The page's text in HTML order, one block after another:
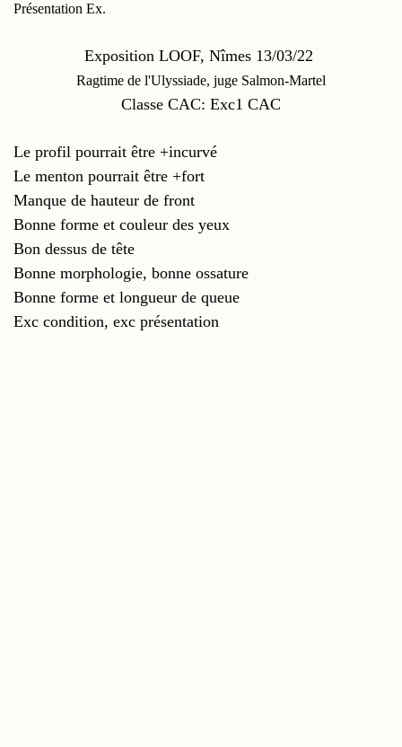
Présentation Ex.
Exposition LOOF, Nîmes 13/03/22
Ragtime de l'Ulyssiade, juge Salmon-Martel
Classe CAC: Exc1 CAC
Le profil pourrait être +incurvé
Le menton pourrait être +fort
Manque de hauteur de front
Bonne forme et couleur des yeux
Bon dessus de tête
Bonne morphologie, bonne ossature
Bonne forme et longueur de queue
Exc condition, exc présentation